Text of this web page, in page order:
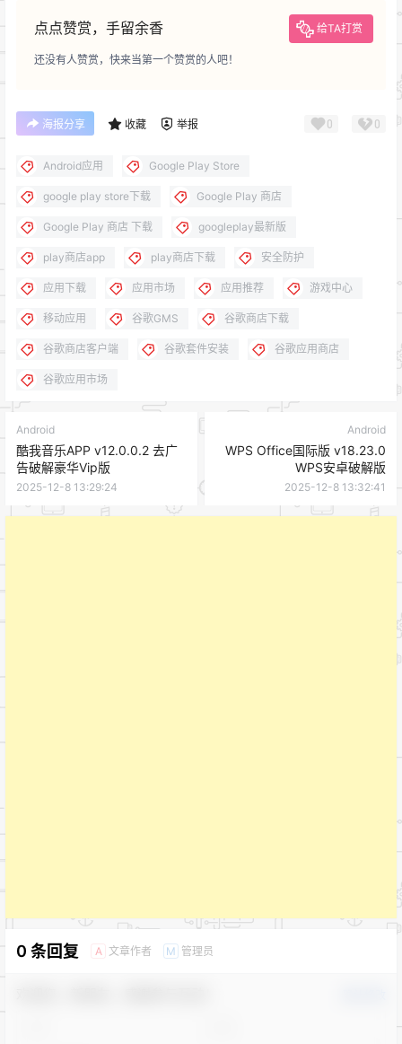
点点赞赏，手留余香 给TA打赏
还没有人赞赏，快来当第一个赞赏的人吧！
海报分享 收藏 举报 0 0
Android应用 Google Play Store
google play store下载 Google Play 商店
Google Play 商店 下载 googleplay最新版
play商店app play商店下载 安全防护
应用下载 应用市场 应用推荐 游戏中心
移动应用 谷歌GMS 谷歌商店下载
谷歌商店客户端 谷歌套件安装 谷歌应用商店
谷歌应用市场
Android
酷我音乐APP v12.0.0.2 去广
告破解豪华Vip版
2025-12-8 13:29:24
Android
WPS Office国际版 v18.23.0
WPS安卓破解版
2025-12-8 13:32:41
0 条回复 A 文章作者 M 管理员